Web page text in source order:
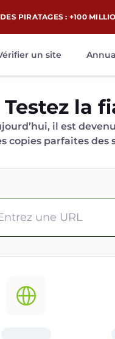
PIRATAGES : +100
un site
Testez la
il est
copies parfaites des